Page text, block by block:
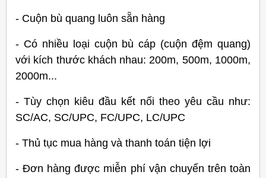
- Cuộn bù quang luôn sẵn hàng
- Có nhiều loại cuộn bù cáp (cuộn đệm quang)
với kích thước khách nhau: 200m, 500m, 1000m,
2000m...
- Tùy chọn kiêu đầu kết nối theo yêu cầu như:
SC/AC, SC/UPC, FC/UPC, LC/UPC
- Thủ tục mua hàng và thanh toán tiện lợi
- Đơn hàng được miễn phí vận chuyển trên toàn